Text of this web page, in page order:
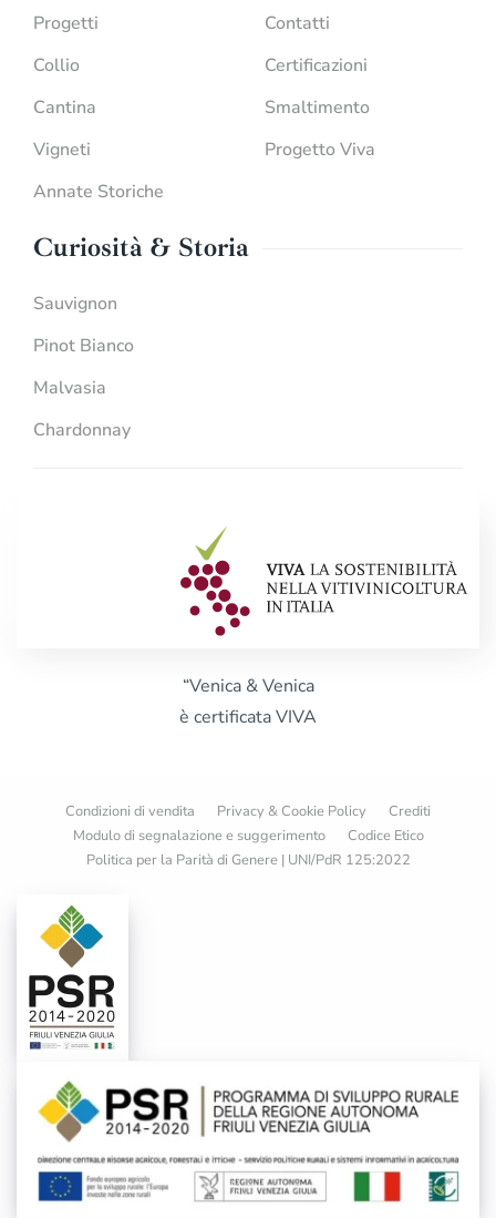
Progetti
Collio
Cantina
Vigneti
Annate Storiche
Contatti
Certificazioni
Smaltimento
Progetto Viva
Curiosità & Storia
Sauvignon
Pinot Bianco
Malvasia
Chardonnay
“Venica & Venica
è certificata VIVA
Condizioni di vendita Privacy & Cookie Policy
Crediti
Modulo di segnalazione e suggerimento
Codice Etico
Politica per la Parità di Genere | UNI/PdR 125:2022